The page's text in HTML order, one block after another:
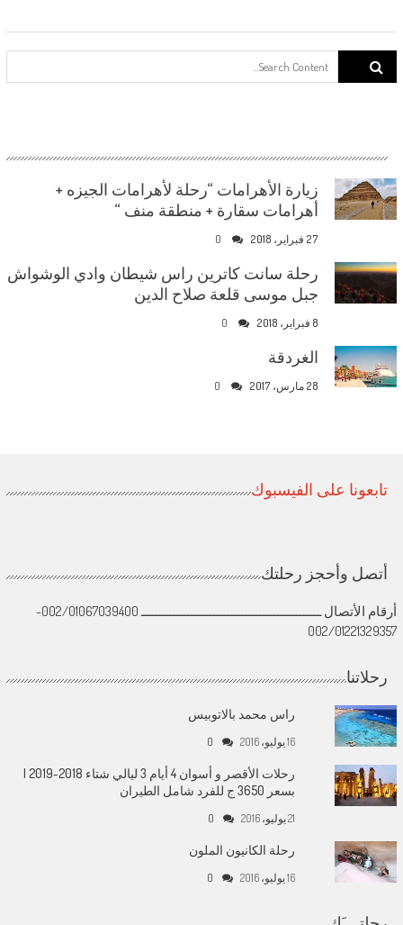
Search for:
زيارة الأهرامات “رحلة لأهرامات الجيزه +
أهرامات سقارة + منطقة منف “
27 فبراير، 2018 0
رحلة سانت كاترين راس شيطان وادي الوشواش
جبل موسى قلعة صلاح الدين
8 فبراير، 2018 0
الغردقة
28 مارس، 2017 0
تابعونا على الفيسبوك
أتصل وأحجز رحلتك
أرقام الأتصال ــــــــــــــــــــــــــــــــــــــــــــــــــ 002/01067039400-
002/01221329357
رحلاتنا
راس محمد بالاتوبيس
16 يوليو، 2016 0
رحلات الأقصر و أسوان 4 أيام 3 ليالي شتاء 2018-2019 |
بسعر 3650 ج للفرد شامل الطيران
21 يوليو، 2016 0
رحلة الكانيون الملون
16 يوليو، 2016 0